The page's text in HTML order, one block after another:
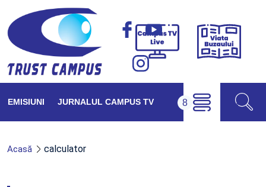
Campus
Viața
EMISIUNI JURNALUL CAMPUS TV
Acasă calculator